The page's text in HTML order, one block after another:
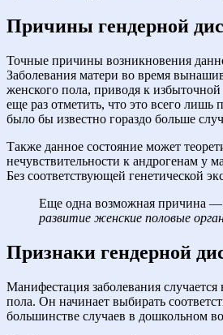
Причины гендерной
Точные причины возникновения
Заболевания матери во время
женского пола, приводя к
еще раз отметить, что это всего
было бы известно гораздо больше
Также данное состояние может
нечувствительности к андрогенам у
Без соответствующей генетической
Еще одна возможная причина
развитие женские половые
Признаки гендерной
Манифестация заболевания
пола. Он начинает выбирать
большинстве случаев в дошкольном